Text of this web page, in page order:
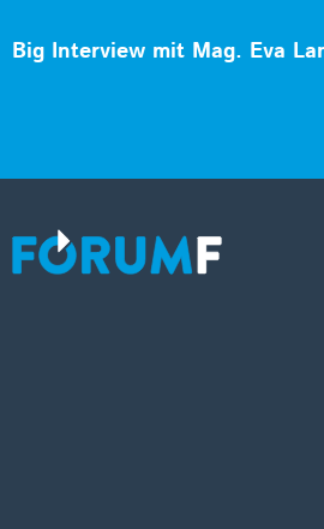
Big Interview mit Mag. Eva